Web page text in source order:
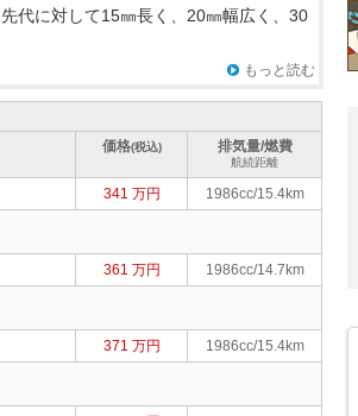
代に対して15㎜長く、20㎜幅広く、30
もっと読む
価格(税込) 排気量/燃費
航続距離
341 万円
1986cc/15.4km
361 万円
1986cc/14.7km
371 万円
1986cc/15.4km